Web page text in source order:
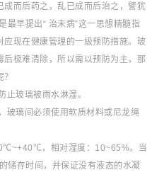
而后药之，乱已成而后治之，譬犹
最早提出“ 治未病”这一思想精髓指
现在健康管理的一级预防措施。玻
极难清除，所以需以预防为主，那
玻璃被雨水淋湿。
璃间必须使用软质材料或尼龙绳
，相对湿度：10~65%。当
储存时间，并保证没有液态的水凝